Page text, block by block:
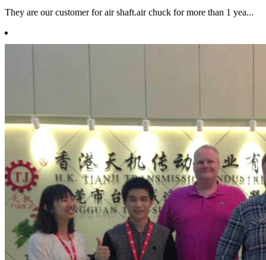
They are our customer for air shaft.air chuck for more than 1 yea...